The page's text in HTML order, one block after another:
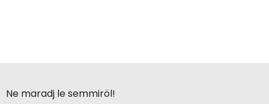
Ne maradj le semmiröl!